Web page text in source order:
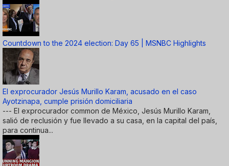
Countdown to the 2024 election: Day 65 | MSNBC Highlights
El exprocurador Jesús Murillo Karam, acusado en el caso
Ayotzinapa, cumple prisión domiciliaria
--- El exprocurador common de México, Jesús Murillo Karam,
salió de reclusión y fue llevado a su casa, en la capital del país,
para continua...